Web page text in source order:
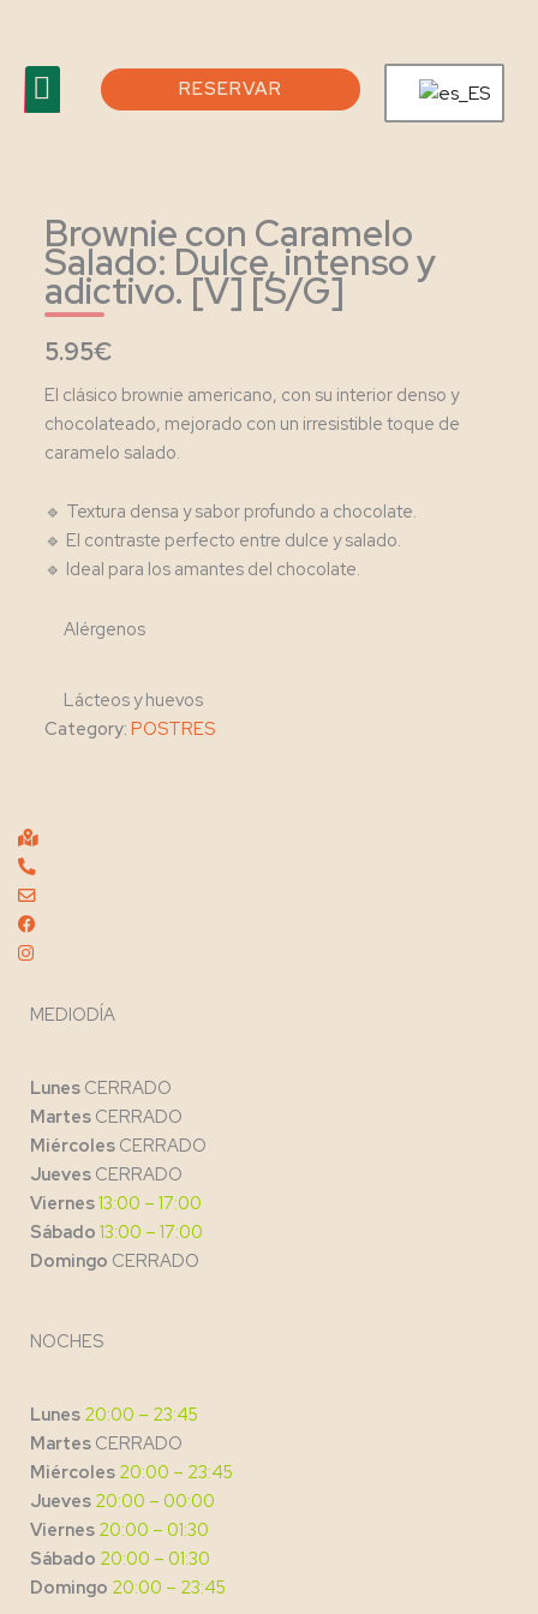
contenidoMenu RESERVAR
Brownie con Caramelo
Salado: Dulce, intenso y
adictivo. [V] [S/G]
5.95€
El clásico brownie americano, con su interior denso y
chocolateado, mejorado con un irresistible toque de
caramelo salado.
🔹 Textura densa y sabor profundo a chocolate.
🔹 El contraste perfecto entre dulce y salado.
🔹 Ideal para los amantes del chocolate.
Alérgenos
Lácteos y huevos
Category: POSTRES
MEDIODÍA
Lunes CERRADO
Martes CERRADO
Miércoles CERRADO
Jueves CERRADO
Viernes13:00 – 17:00
Sábado 13:00 – 17:00
Domingo CERRADO
NOCHES
Lunes 20:00 – 23:45
Martes CERRADO
Miércoles 20:00 – 23:45
Jueves 20:00 – 00:00
Viernes 20:00 – 01:30
Sábado 20:00 – 01:30
Domingo 20:00 – 23:45